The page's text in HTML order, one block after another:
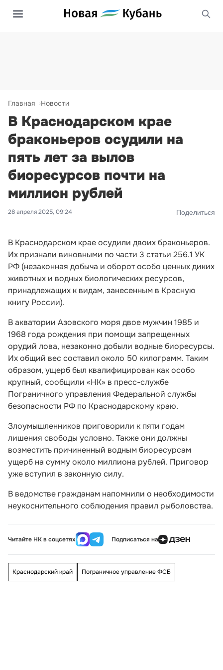
Главная Новости
В Краснодарском крае
браконьеров осудили на
пять лет за вылов
биоресурсов почти на
миллион рублей
28 апреля 2025, 09:24 Поделиться
В Краснодарском крае осудили двоих браконьеров.
Их признали виновными по части 3 статьи 256.1 УК
РФ (незаконная добыча и оборот особо ценных диких
животных и водных биологических ресурсов,
принадлежащих к видам, занесенным в Красную
книгу России).
В акватории Азовского моря двое мужчин 1985 и
1968 года рождения при помощи запрещенных
орудий лова, незаконно добыли водные биоресурсы.
Их общий вес составил около 50 килограмм. Таким
образом, ущерб был квалифицирован как особо
крупный, сообщили «НК» в пресс-службе
Пограничного управления Федеральной службы
безопасности РФ по Краснодарскому краю.
Злоумышленников приговорили к пяти годам
лишения свободы условно. Также они должны
возместить причиненный водным биоресурсам
ущерб на сумму около миллиона рублей. Приговор
уже вступил в законную силу.
В ведомстве гражданам напомнили о необходимости
неукоснительного соблюдения правил рыболовства.
Читайте НК в соцсетях Подписаться на
Краснодарский край Пограничное управление ФСБ